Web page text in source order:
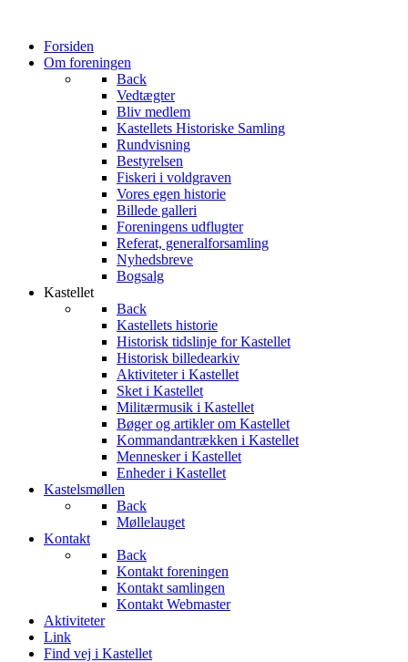
Forsiden
Om foreningen
Back
Vedtægter
Bliv medlem
Kastellets Historiske Samling
Rundvisning
Bestyrelsen
Fiskeri i voldgraven
Vores egen historie
Billede galleri
Foreningens udflugter
Referat, generalforsamling
Nyhedsbreve
Bogsalg
Kastellet
Back
Kastellets historie
Historisk tidslinje for Kastellet
Historisk billedearkiv
Aktiviteter i Kastellet
Sket i Kastellet
Militærmusik i Kastellet
Bøger og artikler om Kastellet
Kommandantrækken i Kastellet
Mennesker i Kastellet
Enheder i Kastellet
Kastelsmøllen
Back
Møllelauget
Kontakt
Back
Kontakt foreningen
Kontakt samlingen
Kontakt Webmaster
Aktiviteter
Link
Find vej i Kastellet